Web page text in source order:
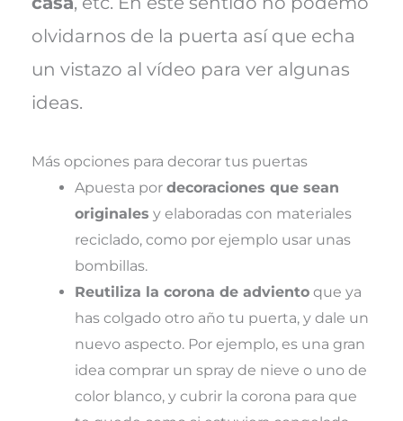
olvidarnos de la puerta así que echa
un vistazo al vídeo para ver algunas
ideas.
Más opciones para decorar tus puertas
Apuesta por decoraciones que sean
originales y elaboradas con materiales
reciclado, como por ejemplo usar unas
bombillas.
Reutiliza la corona de advientoque ya
has colgado otro año tu puerta, y dale un
nuevo aspecto. Por ejemplo, es una gran
idea comprar un spray de nieve o uno de
color blanco, y cubrir la corona para que